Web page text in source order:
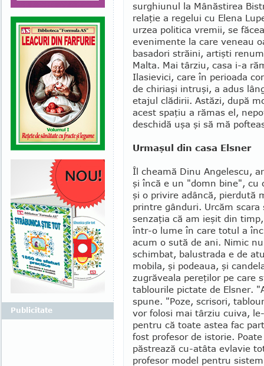
surghiunul la Mânăs­tirea
relaţie a regelui cu Elena
urzea politica vremii, se
evenimente la care veneau
basadori străini, artişti
Malta. Mai târziu, casa i-a
Ilasievici, care în perioada
de ch­iriaşi intruşi, a adus
etajul clădirii. Astăzi, după
acest spaţiu a rămas el,
des­chidă uşa şi să mă
Urmaşul din casa Elsner
Îl cheamă Dinu Angelescu,
şi încă e un "domn bine", cu
şi o privire adâncă, pierdută
printre gânduri. Urcăm scara
senzaţia că am ieşit din
într-o lume în care totul a
acum o sută de ani. Nimic
schimbat, balustrada e de
mobila, şi podeaua, şi
zugrăveala pere­ţilor pe care
tablourile pictate de Elsner.
spune. "Po­ze, scrisori,
vor folosi mai târziu cuiva,
pentru că toate astea fac
fost profesor de is­torie.
păstrează cu-atâta evlavie
profesor model pentru
Publicitate